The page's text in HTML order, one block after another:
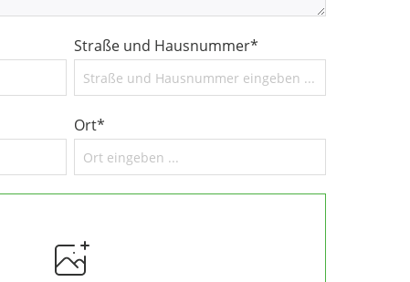
Straße und Hausnummer*
Ort*